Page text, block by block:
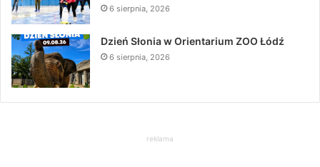
6 sierpnia, 2026
Dzień Słonia w Orientarium ZOO Łódź
6 sierpnia, 2026
reklama